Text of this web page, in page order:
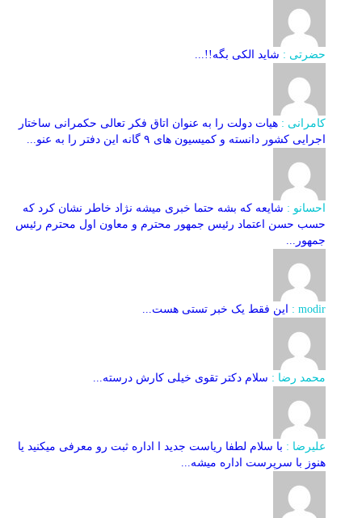
حضرتی : شاید الکی بگه!!...
کامرانی : هیات دولت را به عنوان اتاق فکر تعالی حکمرانی ساختار
اجرایی کشور دانسته و کمیسیون های ۹ گانه این دفتر را به عنو...
احسانو : شایعه که بشه حتما خبری میشه نژاد خاطر نشان کرد که
حسب حسن اعتماد رئیس جمهور محترم و معاون اول محترم رئیس
جمهور...
modir : این فقط یک خبر تستی هست...
محمد رضا : سلام دکتر تقوی خیلی کارش درسته...
علیرضا : با سلام لطفا ریاست جدید ا اداره ثبت‌ رو معرفی میکنید یا
هنوز با سرپرست اداره‌ میشه...